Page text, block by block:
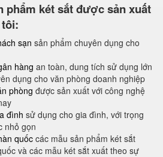
phẩm két sắt được sản xuất
sạn sản phẩm chuyên dụng cho
hàng an toàn, dung tích sử dụng lớn
dụng cho văn phòng doanh nghiệp
phòng được sản xuất với công nghệ
đình sử dụng cho gia đình, với trọng
nhỏ gọn
quốc các mẫu sản phẩm két sắt
và các mẫu két sắt xuất theo sự